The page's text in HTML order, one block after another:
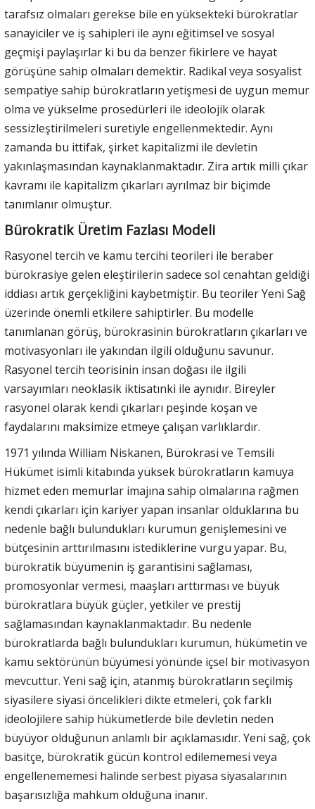
tarafsız olmaları gerekse bile en yüksekteki bürokratlar
sanayiciler ve iş sahipleri ile aynı eğitimsel ve sosyal
geçmişi paylaşırlar ki bu da benzer fikirlere ve hayat
görüşüne sahip olmaları demektir. Radikal veya sosyalist
sempatiye sahip bürokratların yetişmesi de uygun memur
olma ve yükselme prosedürleri ile ideolojik olarak
sessizleştirilmeleri suretiyle engellenmektedir. Aynı
zamanda bu ittifak, şirket kapitalizmi ile devletin
yakınlaşmasından kaynaklanmaktadır. Zira artık milli çıkar
kavramı ile kapitalizm çıkarları ayrılmaz bir biçimde
tanımlanır olmuştur.
Bürokratik Üretim Fazlası Modeli
Rasyonel tercih ve kamu tercihi teorileri ile beraber
bürokrasiye gelen eleştirilerin sadece sol cenahtan geldiği
iddiası artık gerçekliğini kaybetmiştir. Bu teoriler Yeni Sağ
üzerinde önemli etkilere sahiptirler. Bu modelle
tanımlanan görüş, bürokrasinin bürokratların çıkarları ve
motivasyonları ile yakından ilgili olduğunu savunur.
Rasyonel tercih teorisinin insan doğası ile ilgili
varsayımları neoklasik iktisatınki ile aynıdır. Bireyler
rasyonel olarak kendi çıkarları peşinde koşan ve
faydalarını maksimize etmeye çalışan varlıklardır.
1971 yılında William Niskanen, Bürokrasi ve Temsili
Hükümet isimli kitabında yüksek bürokratların kamuya
hizmet eden memurlar imajına sahip olmalarına rağmen
kendi çıkarları için kariyer yapan insanlar olduklarına bu
nedenle bağlı bulundukları kurumun genişlemesini ve
bütçesinin arttırılmasını istediklerine vurgu yapar. Bu,
bürokratik büyümenin iş garantisini sağlaması,
promosyonlar vermesi, maaşları arttırması ve büyük
bürokratlara büyük güçler, yetkiler ve prestij
sağlamasından kaynaklanmaktadır. Bu nedenle
bürokratlarda bağlı bulundukları kurumun, hükümetin ve
kamu sektörünün büyümesi yönünde içsel bir motivasyon
mevcuttur. Yeni sağ için, atanmış bürokratların seçilmiş
siyasilere siyasi öncelikleri dikte etmeleri, çok farklı
ideolojilere sahip hükümetlerde bile devletin neden
büyüyor olduğunun anlamlı bir açıklamasıdır. Yeni sağ, çok
basitçe, bürokratik gücün kontrol edilememesi veya
engellenememesi halinde serbest piyasa siyasalarının
başarısızlığa mahkum olduğuna inanır.